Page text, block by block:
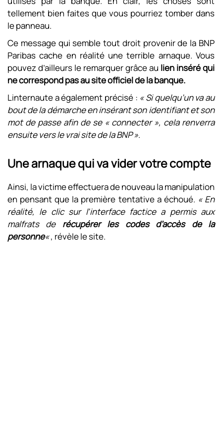
tellement bien faites que vous pourriez tomber dans
le panneau.
Ce message qui semble tout droit provenir de la BNP
Paribas cache en réalité une terrible arnaque. Vous
pouvez d’ailleurs le remarquer grâce au lien inséré qui
ne correspond pas au site officiel de la banque.
Linternaute a également précisé : « Si quelqu’un va au
bout de la démarche en insérant son identifiant et son
mot de passe afin de se « connecter », cela renverra
ensuite vers le vrai site de la BNP ».
Une arnaque qui va vider votre compte
Ainsi, la victime effectuera de nouveau la manipulation
en pensant que la première tentative a échoué. « En
réalité, le clic sur l’interface factice a permis aux
malfrats de récupérer les codes d’accès de la
personne«, révèle le site.